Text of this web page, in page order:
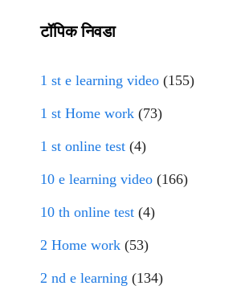
टॉपिक निवडा
1 st e learning video (155)
1 st Home work (73)
1 st online test (4)
10 e learning video (166)
10 th online test (4)
2 Home work (53)
2 nd e learning (134)